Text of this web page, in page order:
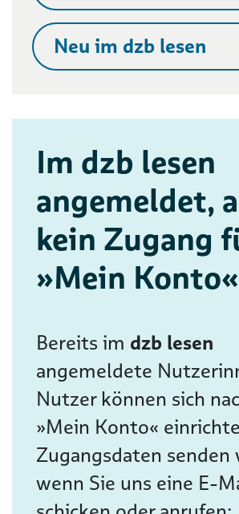
Neu im dzb lesen
Im dzb lesen
angemeldet,
kein Zugang
»Mein
Bereits im dzb lesen
angemeldete
Nutzer können sich
»Mein Konto«
Zugangsdaten senden
wenn Sie uns eine E-